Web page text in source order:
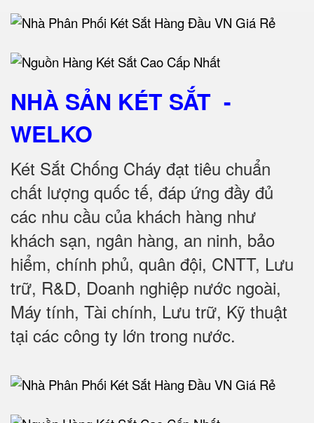
NHÀ SẢN KÉT SẮT -
WELKO
Két Sắt Chống Cháy đạt tiêu chuẩn
chất lượng quốc tế, đáp ứng đầy đủ
các nhu cầu của khách hàng như
khách sạn, ngân hàng, an ninh, bảo
hiểm, chính phủ, quân đội, CNTT, Lưu
trữ, R&D, Doanh nghiệp nước ngoài,
Máy tính, Tài chính, Lưu trữ, Kỹ thuật
tại các công ty lớn trong nước.